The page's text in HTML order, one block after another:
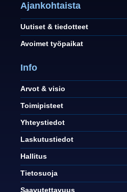
Ajankohtaista
Uutiset & tiedotteet
Avoimet työpaikat
Info
Arvot & visio
Toimipisteet
Yhteystiedot
Laskutustiedot
Hallitus
Tietosuoja
Saavutettavuus